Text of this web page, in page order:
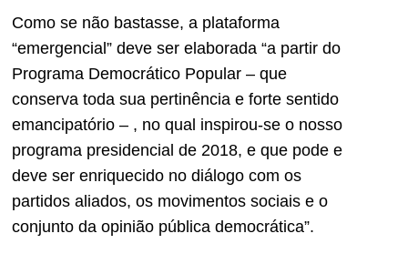
Como se não bastasse, a plataforma
“emergencial” deve ser elaborada “a partir do
Programa Democrático Popular – que
conserva toda sua pertinência e forte sentido
emancipatório – , no qual inspirou-se o nosso
programa presidencial de 2018, e que pode e
deve ser enriquecido no diálogo com os
partidos aliados, os movimentos sociais e o
conjunto da opinião pública democrática”.